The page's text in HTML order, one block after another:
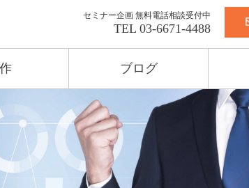
セミナー企画 無料電話相談受付中
TEL 03-6671-4488
ブログ